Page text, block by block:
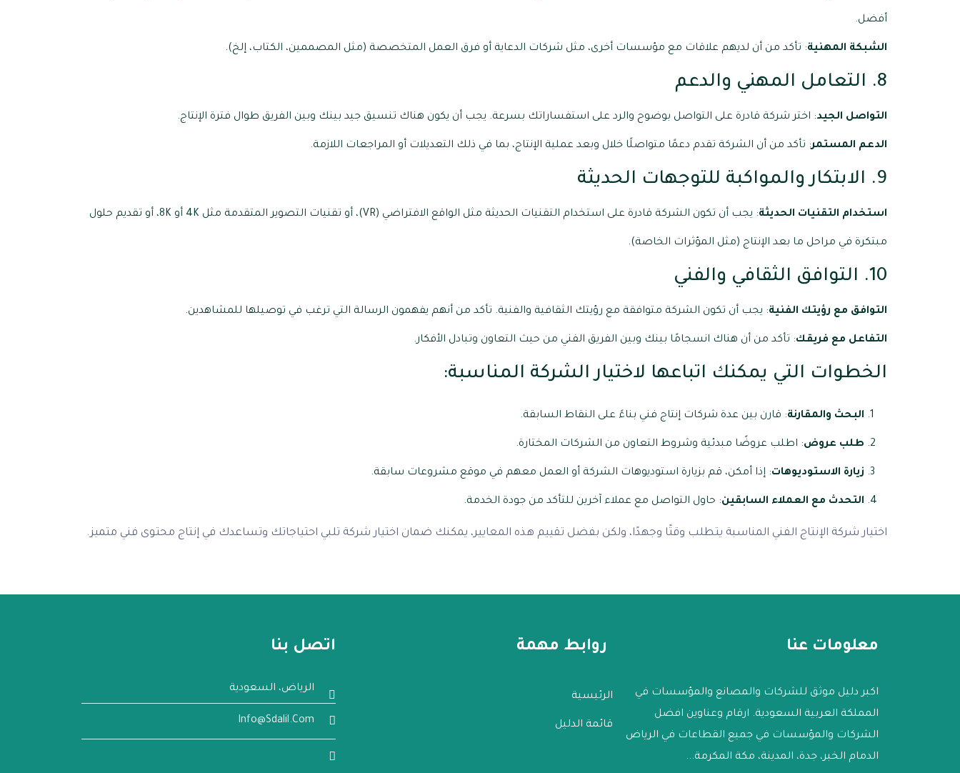
أفضل.
الشبكة المهنية: تأكد من أن لديهم علاقات مع مؤسسات أخرى، مثل شركات الدعاية أو فرق العمل المتخصصة (مثل المصممين، الكتاب، إلخ).
8. التعامل المهني والدعم
التواصل الجيد: اختر شركة قادرة على التواصل بوضوح والرد على استفساراتك بسرعة. يجب أن يكون هناك تنسيق جيد بينك وبين الفريق طوال فترة الإنتاج.
الدعم المستمر: تأكد من أن الشركة تقدم دعمًا متواصلًا خلال وبعد عملية الإنتاج، بما في ذلك التعديلات أو المراجعات اللازمة.
9. الابتكار والمواكبة للتوجهات الحديثة
استخدام التقنيات الحديثة : يجب أن تكون الشركة قادرة على استخدام التقنيات الحديثة مثل الواقع الافتراضي (VR)، أو تقنيات التصوير المتقدمة مثل 4K أو 8K، أو تقديم حلول
مبتكرة في مراحل ما بعد الإنتاج (مثل المؤثرات الخاصة).
10. التوافق الثقافي والفني
التوافق مع رؤيتك الفنية: يجب أن تكون الشركة متوافقة مع رؤيتك الثقافية والفنية. تأكد من أنهم يفهمون الرسالة التي ترغب في توصيلها للمشاهدين.
التفاعل مع فريقك: تأكد من أن هناك انسجامًا بينك وبين الفريق الفني من حيث التعاون وتبادل الأفكار.
الخطوات التي يمكنك اتباعها لاختيار الشركة المناسبة:
البحث والمقارنة: قارن بين عدة شركات إنتاج فني بناءً على النقاط السابقة.
طلب عروض: اطلب عروضًا مبدئية وشروط التعاون من الشركات المختارة.
زيارة الاستوديوهات: إذا أمكن، قم بزيارة استوديوهات الشركة أو العمل معهم في موقع مشروعات سابقة.
التحدث مع العملاء السابقين: حاول التواصل مع عملاء آخرين للتأكد من جودة الخدمة.
اختيار شركة الإنتاج الفني المناسبة يتطلب وقتًا وجهدًا، ولكن بفضل تقييم هذه المعايير، يمكنك ضمان اختيار شركة تلبي احتياجاتك وتساعدك في إنتاج محتوى فني متميز.
معلومات عنا
اكبر دليل موثق للشركات والمصانع والمؤسسات في
المملكة العربية السعودية. ارقام وعناوين افضل
الشركات والمؤسسات في جميع القطاعات في الرياض
الدمام الخبر، جدة، المدينة، مكة المكرمة...
روابط مهمة
الرئيسية
قائمة الدليل
اتصل بنا
الرياض، السعودية
Info@sdalil.com